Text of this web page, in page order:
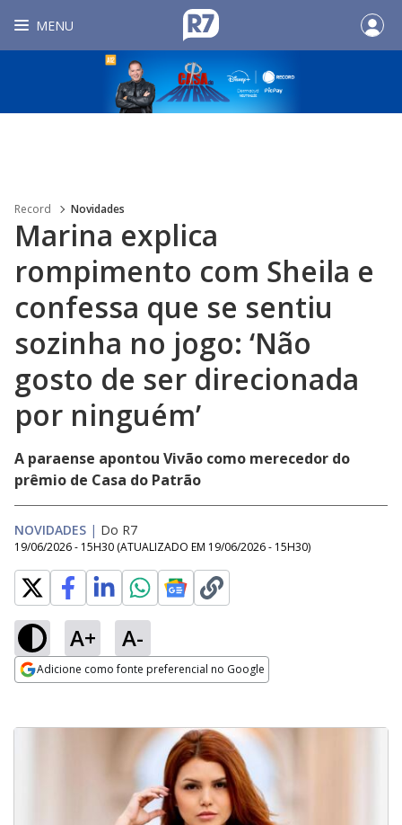
MENU
Record Novidades
Marina explica
rompimento com Sheila e
confessa que se sentiu
sozinha no jogo: ‘Não
gosto de ser direcionada
por ninguém’
A paraense apontou Vivão como merecedor do
prêmio de Casa do Patrão
NOVIDADES | Do R7
19/06/2026 - 15H30 (ATUALIZADO EM 19/06/2026 - 15H30)
A+ A-
Adicione como fonte preferencial no Google